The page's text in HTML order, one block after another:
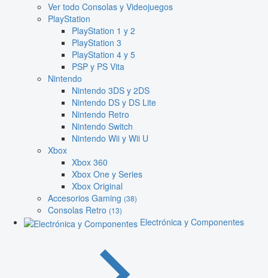
Ver todo Consolas y Videojuegos
PlayStation
PlayStation 1 y 2
PlayStation 3
PlayStation 4 y 5
PSP y PS Vita
Nintendo
Nintendo 3DS y 2DS
Nintendo DS y DS Lite
Nintendo Retro
Nintendo Switch
Nintendo Wii y Wii U
Xbox
Xbox 360
Xbox One y Series
Xbox Original
Accesorios Gaming (38)
Consolas Retro (13)
Electrónica y Componentes